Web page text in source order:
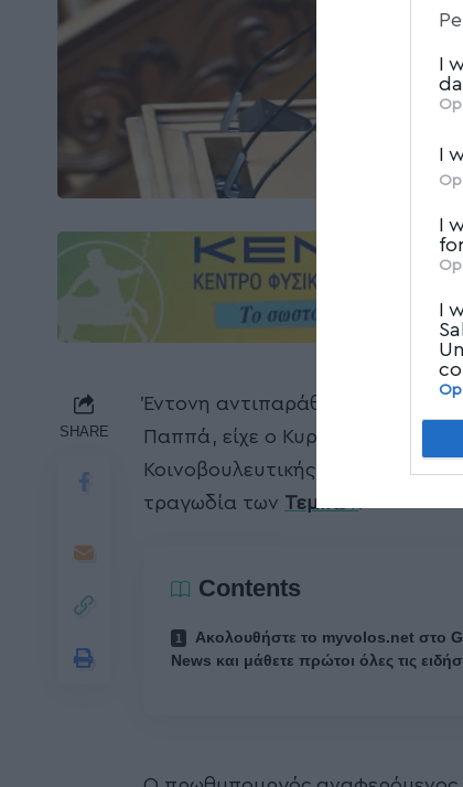
I
I
I
I
SHARE
Έντονη αντιπαράθεση με τον
Παππά, είχε ο Κυριάκος
Κοινοβουλευτικής Επιτροπής
τραγωδία των Τεμπών
Contents
Ακολουθήστε το myvolos.net στο
News και μάθετε πρώτοι όλες τις